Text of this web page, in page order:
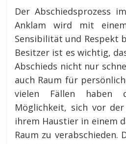
Der Abschiedsprozess
Anklam wird mit
Sensibilität und Respekt
Besitzer ist es wichtig,
Abschieds nicht nur
auch Raum für
vielen Fällen haben
Möglichkeit, sich vor
ihrem Haustier in einem
Raum zu verabschieden.